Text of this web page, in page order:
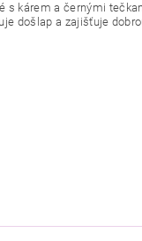
s kárem a černými
došlap a zajišťuje